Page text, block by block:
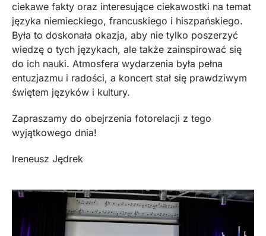
ciekawe fakty oraz interesujące ciekawostki na temat
języka niemieckiego, francuskiego i hiszpańskiego.
Była to doskonała okazja, aby nie tylko poszerzyć
wiedzę o tych językach, ale także zainspirować się
do ich nauki. Atmosfera wydarzenia była pełna
entuzjazmu i radości, a koncert stał się prawdziwym
świętem języków i kultury.
Zapraszamy do obejrzenia fotorelacji z tego
wyjątkowego dnia!
Ireneusz Jędrek